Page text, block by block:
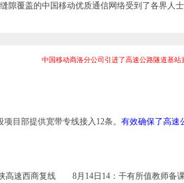
隙覆盖的中国移动优质通信网络受到了各界人士
中国移动商洛分公司引进了高速公路隧道基站
目部提供宽带专线接入12条。 有效确保了高速
高速西商复线 8月14日14：干有所值教师备